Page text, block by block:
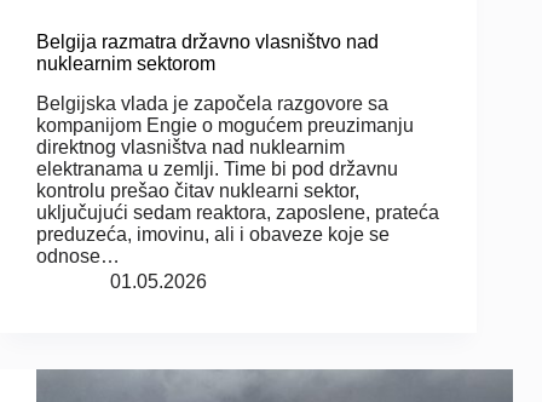
Belgija razmatra državno vlasništvo nad
nuklearnim sektorom
Belgijska vlada je započela razgovore sa
kompanijom Engie o mogućem preuzimanju
direktnog vlasništva nad nuklearnim
elektranama u zemlji. Time bi pod državnu
kontrolu prešao čitav nuklearni sektor,
uključujući sedam reaktora, zaposlene, prateća
preduzeća, imovinu, ali i obaveze koje se
odnose…
01.05.2026